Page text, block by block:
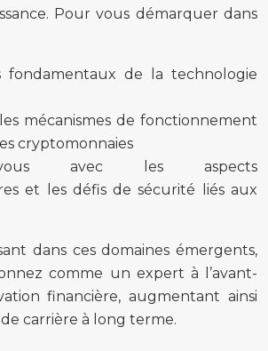
Pour vous démarquer dans
fondamentaux de la technologie
mécanismes de fonctionnement
cryptomonnaies
vous avec les aspects
et les défis de sécurité liés aux
dans ces domaines émergents,
comme un expert à l’avant-
financière, augmentant ainsi
carrière à long terme.